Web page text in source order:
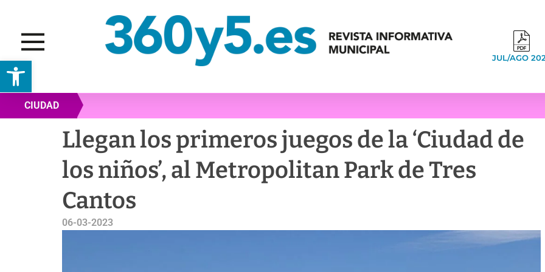
Abrir barra de herramientas JUL/AGO
CIUDAD
Llegan los primeros juegos de la ‘Ciudad de
los niños’, al Metropolitan Park de Tres
Cantos
06-03-2023